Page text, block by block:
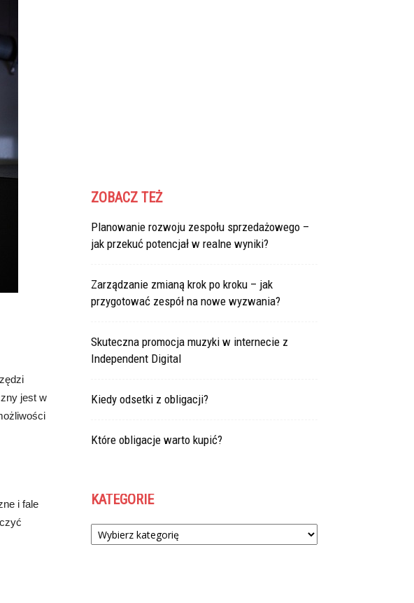
jest w
i fale
ZOBACZ TEŻ
Planowanie rozwoju zespołu sprzedażowego –
jak przekuć potencjał w realne wyniki?
Zarządzanie zmianą krok po kroku – jak
przygotować zespół na nowe wyzwania?
Skuteczna promocja muzyki w internecie z
Independent Digital
Kiedy odsetki z obligacji?
Które obligacje warto kupić?
KATEGORIE
Kategorie